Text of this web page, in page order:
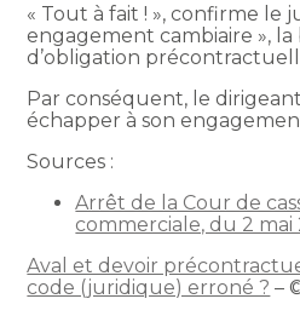
« Tout à fait ! », confirme le
engagement cambiaire », la
d’obligation
Par conséquent, le
échapper à son
Sources :
Arrêt de la Cour de
commerciale, du 2 mai
Aval et devoir
code (juridique) erroné ? –